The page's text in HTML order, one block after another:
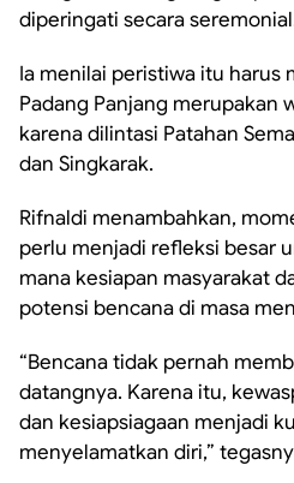
diperingati secara
Ia menilai peristiwa itu harus
Padang Panjang merupakan
karena dilintasi Patahan
dan Singkarak.
Rifnaldi menambahkan,
perlu menjadi refleksi besar
mana kesiapan masyarakat
potensi bencana di masa
“Bencana tidak pernah
datangnya. Karena itu,
dan kesiapsiagaan menjadi
menyelamatkan diri,”